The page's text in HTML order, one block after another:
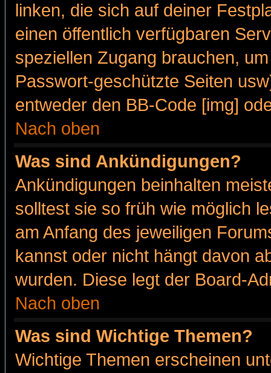
linken, die sich auf deiner
einen öffentlich verfügbaren
speziellen Zugang brauchen,
Passwort-geschützte Seiten
entweder den BB-Code [img]
Nach oben
Was sind Ankündigungen?
Ankündigungen beinhalten
solltest sie so früh wie möglich
am Anfang des jeweiligen
kannst oder nicht hängt davon
wurden. Diese legt der Board-
Nach oben
Was sind Wichtige Themen?
Wichtige Themen erscheinen